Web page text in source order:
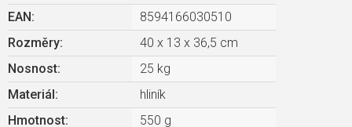
EAN :
8594166030510
Rozměry:
40 x 13 x 36,5 cm
Nosnost:
25 kg
Materiál :
hliník
Hmotnost: 550 g